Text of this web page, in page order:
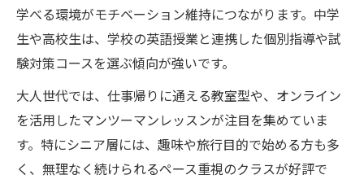
学べる環境がモチベーション維持につながります。中学
生や高校生は、学校の英語授業と連携した個別指導や試
験対策コースを選ぶ傾向が強いです。
大人世代では、仕事帰りに通える教室型や、オンライン
を活用したマンツーマンレッスンが注目を集めていま
す。特にシニア層には、趣味や旅行目的で始める方も多
く、無理なく続けられるペース重視のクラスが好評で